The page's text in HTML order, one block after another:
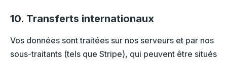
10. Transferts internationaux
Vos données sont traitées sur nos serveurs et par nos
sous-traitants (tels que Stripe), qui peuvent être situés